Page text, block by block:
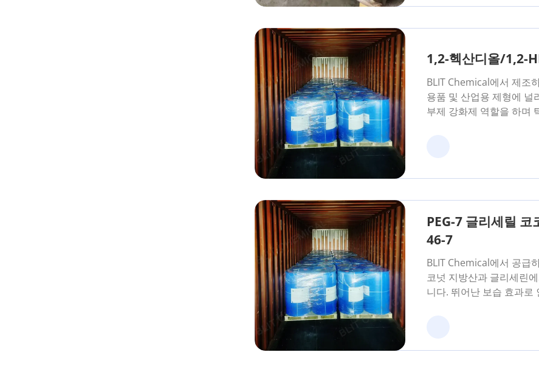
1,2-헥산디올/1,2-
BLIT Chemical에서 제조
용품 및 산업용 제형에 널
부제 강화제 역할을 하며
PEG-7 글리세릴
46-7
BLIT Chemical에서 공급
코넛 지방산과 글리세린
니다. 뛰어난 보습 효과로